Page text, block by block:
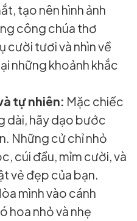
tạo nên hình ảnh
công chúa thơ
cười tươi và nhìn về
những khoảnh khắc
tự nhiên: Mặc chiếc
dài, hãy dạo bước
Những cử chỉ nhỏ
cúi đầu, mỉm cười, và
vẻ đẹp của bạn.
mình vào cánh
hoa nhỏ và nhẹ